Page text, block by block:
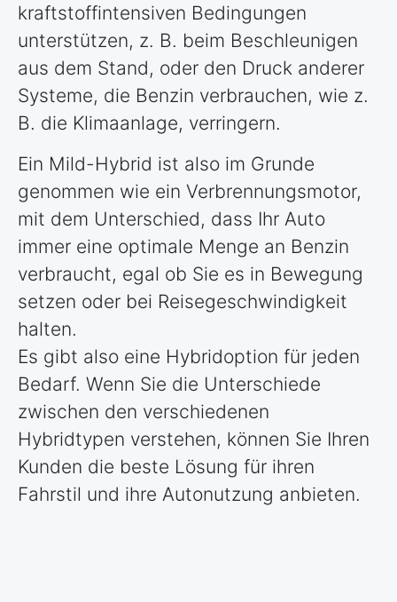
kraftstoffintensiven Bedingungen
unterstützen, z. B. beim Beschleunigen
aus dem Stand, oder den Druck anderer
Systeme, die Benzin verbrauchen, wie z.
B. die Klimaanlage, verringern.
Ein Mild-Hybrid ist also im Grunde
genommen wie ein Verbrennungsmotor,
mit dem Unterschied, dass Ihr Auto
immer eine optimale Menge an Benzin
verbraucht, egal ob Sie es in Bewegung
setzen oder bei Reisegeschwindigkeit
halten.
Es gibt also eine Hybridoption für jeden
Bedarf. Wenn Sie die Unterschiede
zwischen den verschiedenen
Hybridtypen verstehen, können Sie Ihren
Kunden die beste Lösung für ihren
Fahrstil und ihre Autonutzung anbieten.